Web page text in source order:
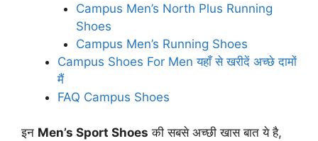
Campus Men’s North Plus Running
Shoes
Campus Men’s Running Shoes
Campus Shoes For Men यहाँ से खरीदें अच्छे दामों
मैं
FAQ Campus Shoes
इन Men’s Sport Shoes की सबसे अच्छी खास बात ये है,